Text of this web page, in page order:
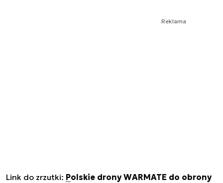
Reklama
Link do zrzutki: Polskie drony WARMATE do obrony